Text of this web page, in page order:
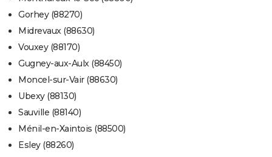
Gorhey (88270)
Midrevaux (88630)
Vouxey (88170)
Gugney-aux-Aulx (88450)
Moncel-sur-Vair (88630)
Ubexy (88130)
Sauville (88140)
Ménil-en-Xaintois (88500)
Esley (88260)